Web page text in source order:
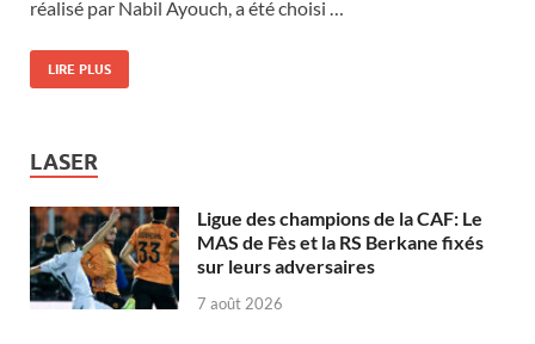
réalisé par Nabil Ayouch, a été choisi …
LIRE PLUS
LASER
Ligue des champions de la CAF: Le
MAS de Fès et la RS Berkane fixés
sur leurs adversaires
7 août 2026